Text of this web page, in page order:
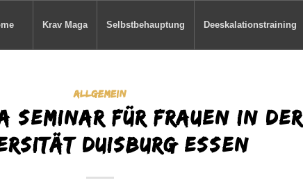
Krav Maga Selbstbehauptung Deeskalationstraining
ALLGEMEIN
Seminar für Frauen in der
Duisburg Essen